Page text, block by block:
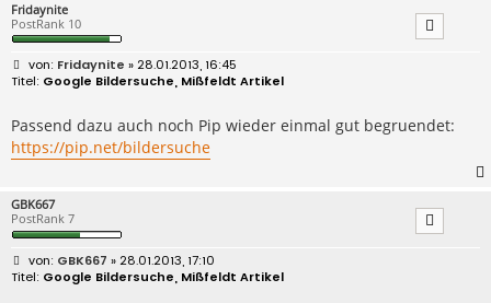
Fridaynite
PostRank 10
B
e
r
a
g
Fridaynite » 28.01.2013, 16:45
Google Bildersuche, Mißfeldt Artikel
Passend dazu auch noch Pip wieder einmal gut begruendet:
https://pip.net/bildersuche
GBK667
PostRank 7
B
e
GBK667 » 28.01.2013, 17:10
Google Bildersuche, Mißfeldt Artikel